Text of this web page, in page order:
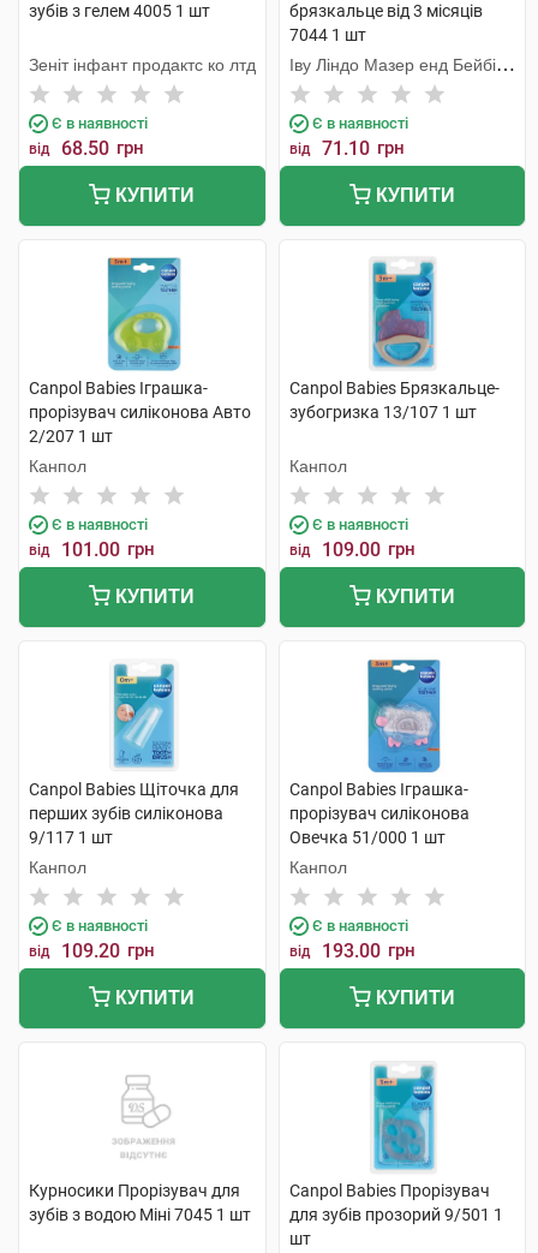
зубів з гелем 4005 1 шт
Зеніт інфант продактс ко лтд
Є в наявності
від 68.50 грн
КУПИТИ
брязкальце від 3 місяців
7044 1 шт
Іву Ліндо Мазер енд Бейбі
Продактс
Є в наявності
від 71.10 грн
КУПИТИ
Canpol Babies Іграшка-
прорізувач силіконова Авто
2/207 1 шт
Канпол
Є в наявності
від 101.00 грн
КУПИТИ
Canpol Babies Брязкальце-
зубогризка 13/107 1 шт
Канпол
Є в наявності
від 109.00 грн
КУПИТИ
Canpol Babies Щіточка для
перших зубів силіконова
9/117 1 шт
Канпол
Є в наявності
від 109.20 грн
КУПИТИ
Canpol Babies Іграшка-
прорізувач cиліконова
Овечка 51/000 1 шт
Канпол
Є в наявності
від 193.00 грн
КУПИТИ
Курносики Прорізувач для
зубів з водою Міні 7045 1 шт
Canpol Babies Прорізувач
для зубів прозорий 9/501 1
шт